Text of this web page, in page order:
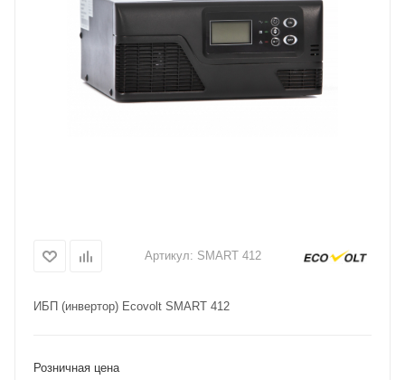
Артикул: SMART 412
ИБП (инвертор) Ecovolt SMART 412
Розничная цена